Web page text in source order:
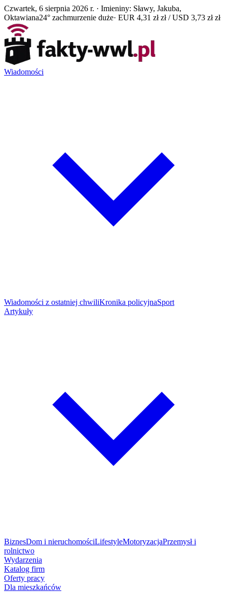
Czwartek, 6 sierpnia 2026 r. · Imieniny: Sławy, Jakuba,
Oktawiana24° zachmurzenie duże· EUR 4,31 zł zł / USD 3,73 zł zł
Wiadomości
Wiadomości z ostatniej chwiliKronika policyjnaSport
Artykuły
BiznesDom i nieruchomościLifestyleMotoryzacjaPrzemysł i
rolnictwo
Wydarzenia
Katalog firm
Oferty pracy
Dla mieszkańców